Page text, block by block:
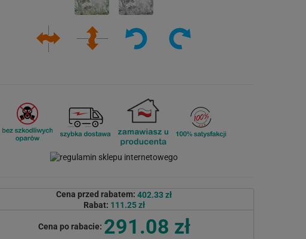
Cena przed rabatem: 402.33 zł
Rabat: 111.25 zł
Cena po rabacie: 291.08 zł